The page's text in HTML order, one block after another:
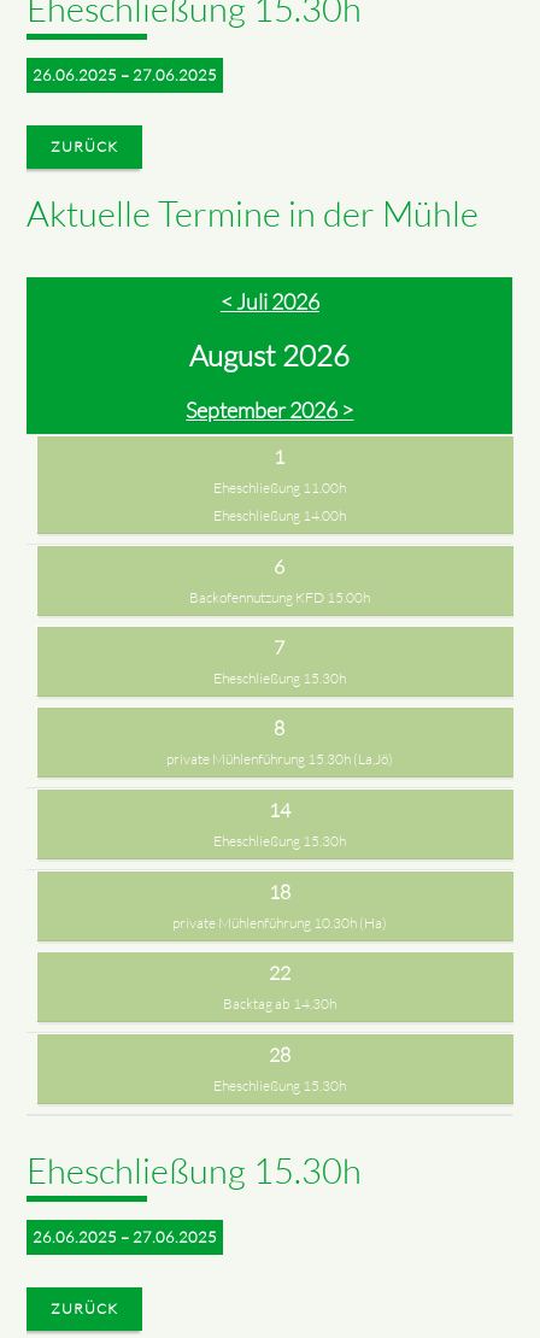
26.06.2025 – 27.06.2025
ZURÜCK
Aktuelle Termine in der Mühle
< Juli 2026
August 2026
September 2026 >
1
Eheschließung 11.00h
Eheschließung 14.00h
6
Backofennutzung KFD 15.00h
7
Eheschließung 15.30h
8
private Mühlenführung 15.30h (La,Jö)
14
Eheschließung 15.30h
18
private Mühlenführung 10.30h (Ha)
22
Backtag ab 14.30h
28
Eheschließung 15.30h
Eheschließung 15.30h
26.06.2025 – 27.06.2025
ZURÜCK